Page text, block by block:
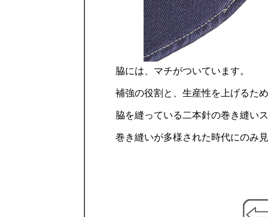
脇には、マチがついています。
補強の役割と、生産性を上げるた
脇を縫っている二本針の巻き縫い
巻き縫いが多様された時代にのみ